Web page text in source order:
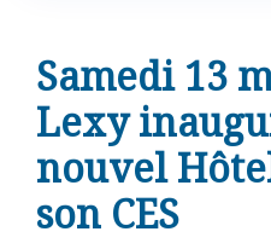
Samedi 13
Lexy
nouvel
son CES